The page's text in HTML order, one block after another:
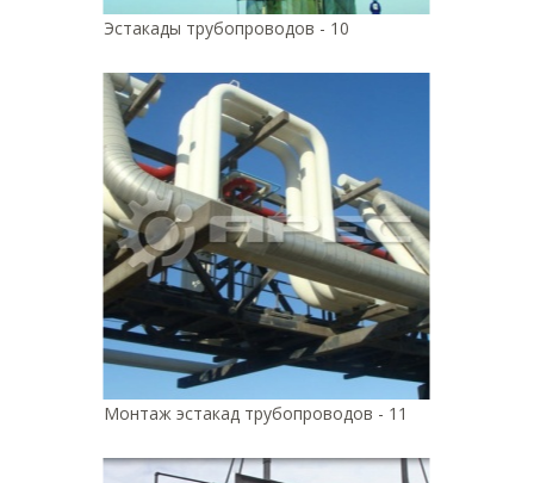
Эстакады трубопроводов - 10
Монтаж эстакад трубопроводов - 11